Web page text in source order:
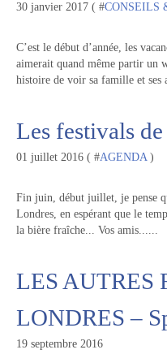
30 janvier 2017 ( #CONSEILS
C’est le début d’année, les
aimerait quand même partir un
histoire de voir sa famille et ses
Les festivals
01 juillet 2016 ( #AGENDA)
Fin juin, début juillet, je pense
Londres, en espérant que le
la bière fraîche... Vos amis......
LES AUTRES
LONDRES –
19 septembre 2016